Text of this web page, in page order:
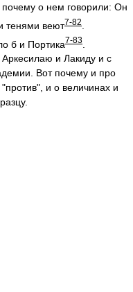
о нем говорили: Он
тенями веют7-82
б и Портика7-83
и Лакиду и с
Вот почему и про
и о величинах и